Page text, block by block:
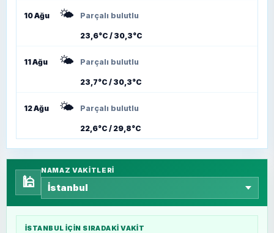
10 Ağu 🌤️ Parçalı bulutlu
23,6°C / 30,3°C
11 Ağu 🌤️ Parçalı bulutlu
23,7°C / 30,3°C
12 Ağu 🌤️ Parçalı bulutlu
22,6°C / 29,8°C
🕌
NAMAZ VAKITLERI
İSTANBUL IÇIN SIRADAKI VAKIT